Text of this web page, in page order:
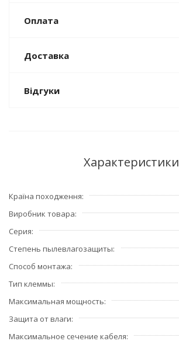
Оплата
Доставка
Відгуки
Характеристики
Країна походження
Виробник товара
Серия
Степень пылевлагозащиты
Способ монтажа
Тип клеммы
Максимальная мощность
Защита от влаги
Максимальное сечение кабеля